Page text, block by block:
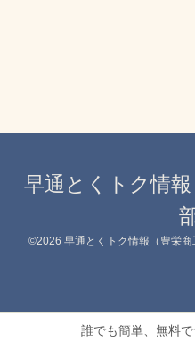
早通とくトク情
©2026 早通とくトク情報（豊栄商
誰でも簡単、無料